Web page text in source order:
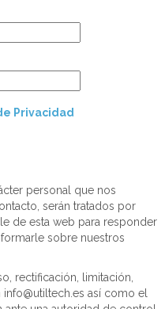
Privacidad
personal que nos
serán tratados por
de esta web para responder
sobre nuestros
rectificación, limitación,
así como el